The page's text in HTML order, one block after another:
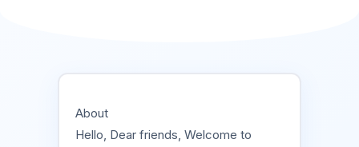
About
Hello, Dear friends, Welcome to